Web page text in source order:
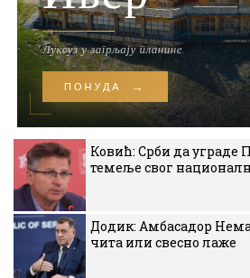
Ковић: Срби да уграде
темеље свог
Додик: Амбасадор
чита или свесно лаже